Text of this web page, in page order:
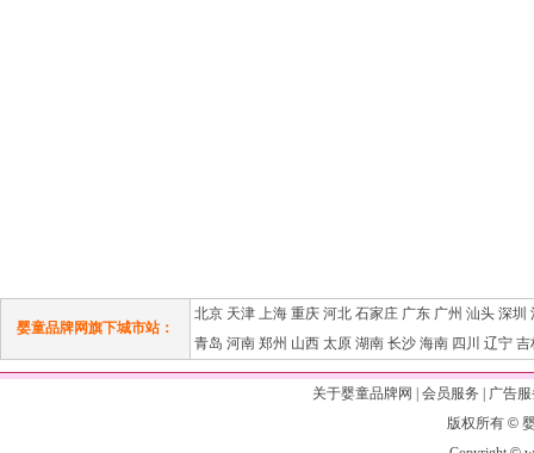
婴童品牌网旗下城市站：
北京 天津 上海 重庆 河北 石家庄 广东 广州 汕头 深圳
青岛 河南 郑州 山西 太原 湖南 长沙 海南 四川 辽宁 吉
关于婴童品牌网 会员服务
广告
版权所有 ©